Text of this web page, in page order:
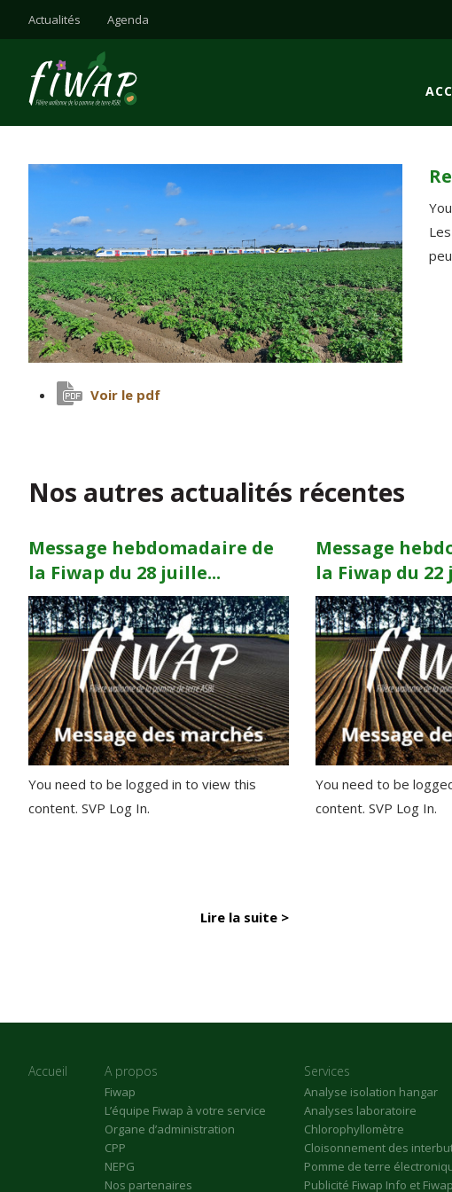
Actualités Agenda
Voir le pdf
Nos autres actualités récentes
Message hebdomadaire de
la Fiwap du 28 juille...
You need to be logged in to view this
content. SVP Log In.
Lire la suite >
Message
la Fiwap du 22
You need to be
content. SVP Log In.
Accueil A propos
Fiwap
L’équipe Fiwap à votre service
Organe d’administration
CPP
NEPG
Nos partenaires
Services
Analyse isolation hangar
Analyses laboratoire
Chlorophyllomètre
Cloisonnement des
Pomme de terre
Publicité Fiwap Info et